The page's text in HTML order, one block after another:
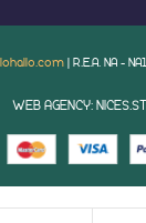
| R.E.A. NA -
WEB AGENCY: